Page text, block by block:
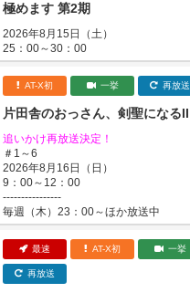
極めます 第2期
2026年8月15日（土）
25：00～30：00
AT-X初 一挙 再放送
片田舎のおっさん、剣聖になるII
追いかけ再放送決定！
＃1～6
2026年8月16日（日）
9：00～12：00
----------------
毎週（木）23：00～ほか放送中
最速 AT-X初 一挙
再放送